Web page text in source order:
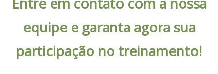
equipe e garanta agora sua
participação no treinamento!